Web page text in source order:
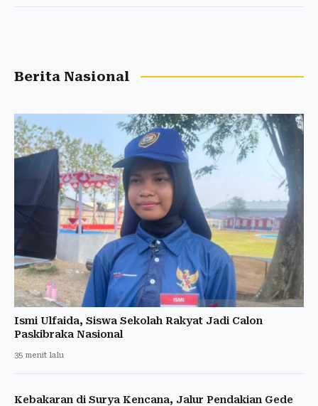
Berita Nasional
Ismi Ulfaida, Siswa Sekolah Rakyat Jadi Calon
Paskibraka Nasional
35 menit lalu
Kebakaran di Surya Kencana, Jalur Pendakian Gede